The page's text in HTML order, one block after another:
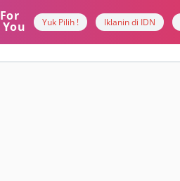
For
You Yuk Pilih ! Iklanin di IDN